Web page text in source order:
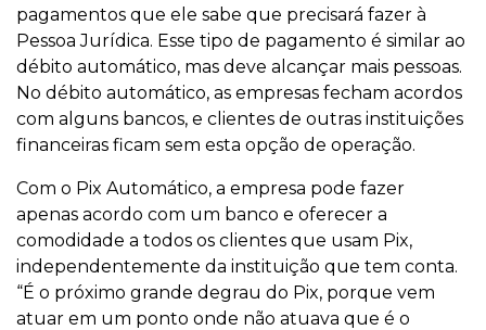
pagamentos que ele sabe que precisará fazer à
Pessoa Jurídica. Esse tipo de pagamento é similar ao
débito automático, mas deve alcançar mais pessoas.
No débito automático, as empresas fecham acordos
com alguns bancos, e clientes de outras instituições
financeiras ficam sem esta opção de operação.
Com o Pix Automático, a empresa pode fazer
apenas acordo com um banco e oferecer a
comodidade a todos os clientes que usam Pix,
independentemente da instituição que tem conta.
“É o próximo grande degrau do Pix, porque vem
atuar em um ponto onde não atuava que é o